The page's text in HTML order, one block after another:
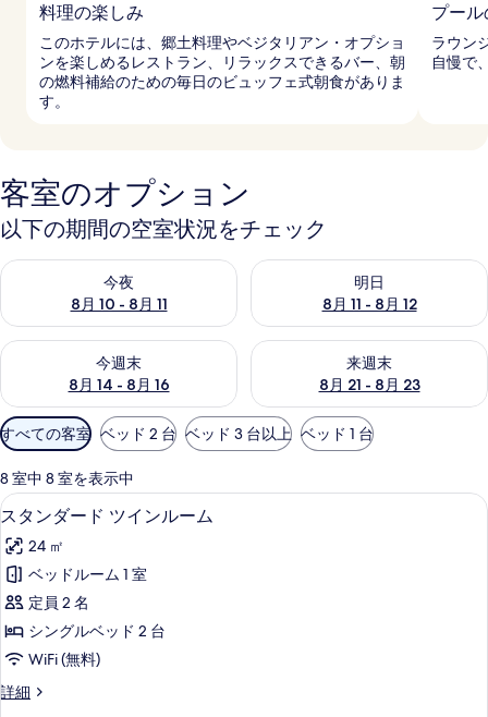
料理の楽しみ
このホテルには、郷土料理やベジタリアン・オプショ
ンを楽しめるレストラン、リラックスできるバー、朝
の燃料補給のための毎日のビュッフェ式朝食がありま
す。
プー
ラウン
自慢で
客室のオプション
以下の期間の空室状況をチェック
今夜
8月 10 - 8月 11
今夜 8月 10 - 8月 11 の空室状況をチェック
明日
8月 11 - 8月 12
明日 8月 11 - 8月 12 の空室状
今週末
8月 14 - 8月 16
今週末 8月 14 - 8月 16 の空室状況をチェック
来週末
8月 21 - 8月 23
来週末 8月 21 - 8月 23 の空室
利
用
可
能
な
客
室
の
り
込
み
すべての客室 ベッド 2 台 ベッド 3 台以上 ベッド 1 台
8 室中 8 室を表示中
ス
タ
ン
ダ
ー
ド
ツ
イ
ミニバー、セーフティボックス (室内
9
スタンダード ツインルーム
24 ㎡
ベッドルーム 1 室
定員 2 名
シングルベッド 2 台
WiFi (無料)
詳細
ス